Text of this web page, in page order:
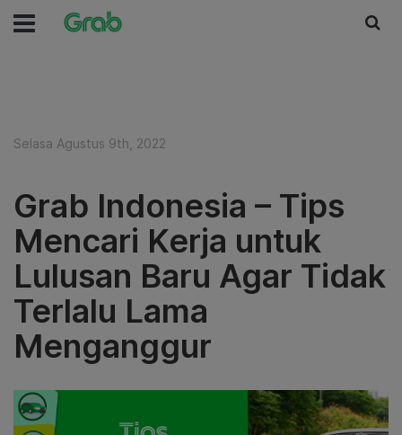
Selasa Agustus 9th, 2022
Grab Indonesia – Tips
Mencari Kerja untuk
Lulusan Baru Agar Tidak
Terlalu Lama
Menganggur